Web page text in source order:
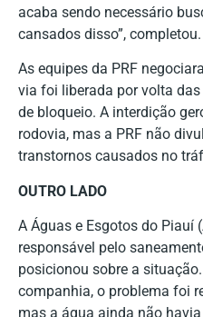
acaba sendo necessário
cansados disso”, completou.
As equipes da PRF
via foi liberada por volta
de bloqueio. A interdição
rodovia, mas a PRF não
transtornos causados no
OUTRO LADO
A Águas e Esgotos do Piauí
responsável pelo
posicionou sobre a
companhia, o problema foi
mas a água ainda não